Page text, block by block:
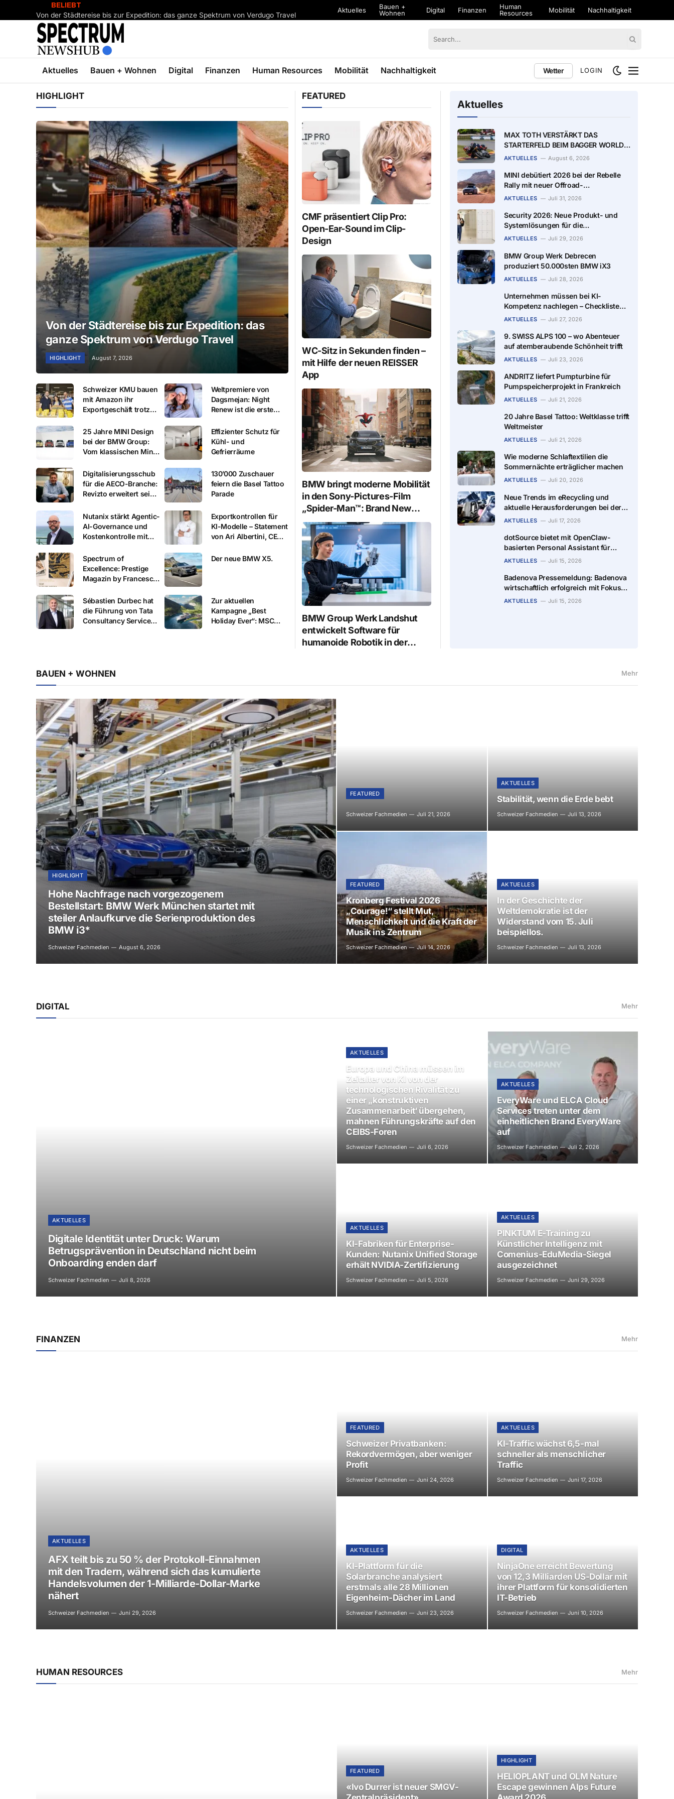
BELIEBT
Von der Städtereise bis zur Expedition: das ganze Spektrum von Verdugo Travel
Aktuelles
Bauen +
Wohnen
Digital Finanzen
Human
Resources
Mobilität Nachhaltigkeit
Aktuelles Bauen + Wohnen Digital Finanzen Human Resources Mobilität Nachhaltigkeit Wetter LOGIN
HIGHLIGHT
Von der Städtereise bis zur Expedition: das
ganze Spektrum von Verdugo Travel
HIGHLIGHT August 7, 2026
Schweizer KMU bauen
mit Amazon ihr
Exportgeschäft trotz
Umfeld weiter aus
Weltpremiere von
Dagsmejan: Night
Renew ist die erste
Kollagenwirkung
25 Jahre MINI Design
bei der BMW Group:
Vom klassischen Mini
Effizienter Schutz für
Kühl- und
Gefrierräume
Digitalisierungsschub
für die AECO-Branche:
Revizto erweitert sein
offene Daten- und KI-
Ebene
130’000 Zuschauer
feiern die Basel Tattoo
Parade
Nutanix stärkt Agentic-
AI-Governance und
Kostenkontrolle mit
Exportkontrollen für
KI-Modelle – Statement
von Ari Albertini, CEO
Spectrum of
Excellence: Prestige
Magazin by Francesco
as TOP Luxury Media
of the World 2026
Der neue BMW X5.
Sébastien Durbec hat
die Führung von Tata
Consultancy Services
Zur aktuellen
Kampagne „Best
Holiday Ever“: MSC
FEATURED
CMF präsentiert Clip Pro:
Open-Ear-Sound im Clip-
Design
WC-Sitz in Sekunden finden –
mit Hilfe der neuen REISSER
App
BMW bringt moderne Mobilität
in den Sony-Pictures-Film
„Spider-Man™: Brand New
Day“.
BMW Group Werk Landshut
entwickelt Software für
humanoide Robotik in der
Aktuelles
MAX TOTH VERSTÄRKT DAS
STARTERFELD BEIM BAGGER WORLD
CUP IN SILVERSTONE
AKTUELLES August 6, 2026
MINI debütiert 2026 bei der Rebelle
Rally mit neuer Offroad-
Modellvariante.
AKTUELLES Juli 31, 2026
Security 2026: Neue Produkt- und
Systemlösungen für die
Zutrittskontrolle von Salto
AKTUELLES Juli 29, 2026
BMW Group Werk Debrecen
produziert 50.000sten BMW iX3
AKTUELLES Juli 28, 2026
Unternehmen müssen bei KI-
Kompetenz nachlegen – Checkliste
für Unternehmen
AKTUELLES Juli 27, 2026
9. SWISS ALPS 100 – wo Abenteuer
auf atemberaubende Schönheit trifft
AKTUELLES Juli 23, 2026
ANDRITZ liefert Pumpturbine für
Pumpspeicherprojekt in Frankreich
AKTUELLES Juli 21, 2026
20 Jahre Basel Tattoo: Weltklasse trifft
Weltmeister
AKTUELLES Juli 21, 2026
Wie moderne Schlaftextilien die
Sommernächte erträglicher machen
AKTUELLES Juli 20, 2026
Neue Trends im eRecycling und
aktuelle Herausforderungen bei der
Wiederverwendung
AKTUELLES Juli 17, 2026
dotSource bietet mit OpenClaw-
basierten Personal Assistant für
Teams Alternative zu MS Scout
AKTUELLES Juli 15, 2026
Badenova Pressemeldung: Badenova
wirtschaftlich erfolgreich mit Fokus
auf Finanzierung der Energiewende
AKTUELLES Juli 15, 2026
BAUEN + WOHNEN Mehr
HIGHLIGHT
Hohe Nachfrage nach vorgezogenem
Bestellstart: BMW Werk München startet mit
steiler Anlaufkurve die Serienproduktion des
BMW i3*
Schweizer Fachmedien August 6, 2026
FEATURED
Schweizer Fachmedien Juli 21, 2026
FEATURED
Kronberg Festival 2026
„Courage!“ stellt Mut,
Menschlichkeit und die Kraft der
Musik ins Zentrum
Schweizer Fachmedien Juli 14, 2026
AKTUELLES
Stabilität, wenn die Erde bebt
Schweizer Fachmedien Juli 13, 2026
AKTUELLES
In der Geschichte der
Weltdemokratie ist der
Widerstand vom 15. Juli
beispiellos.
Schweizer Fachmedien Juli 13, 2026
DIGITAL Mehr
AKTUELLES
Digitale Identität unter Druck: Warum
Betrugsprävention in Deutschland nicht beim
Onboarding enden darf
Schweizer Fachmedien Juli 8, 2026
AKTUELLES
Europa und China müssen im
Zeitalter von KI von der
technologischen Rivalität zu
einer „konstruktiven
Zusammenarbeit‘ übergehen,
mahnen Führungskräfte auf den
CEIBS-Foren
Schweizer Fachmedien Juli 6, 2026
AKTUELLES
KI-Fabriken für Enterprise-
Kunden: Nutanix Unified Storage
erhält NVIDIA-Zertifizierung
Schweizer Fachmedien Juli 5, 2026
AKTUELLES
EveryWare und ELCA Cloud
Services treten unter dem
einheitlichen Brand EveryWare
auf
Schweizer Fachmedien Juli 2, 2026
AKTUELLES
PINKTUM E-Training zu
Künstlicher Intelligenz mit
Comenius-EduMedia-Siegel
ausgezeichnet
Schweizer Fachmedien Juni 29, 2026
FINANZEN Mehr
AKTUELLES
AFX teilt bis zu 50 % der Protokoll-Einnahmen
mit den Tradern, während sich das kumulierte
Handelsvolumen der 1-Milliarde-Dollar-Marke
nähert
Schweizer Fachmedien Juni 29, 2026
FEATURED
Schweizer Privatbanken:
Rekordvermögen, aber weniger
Profit
Schweizer Fachmedien Juni 24, 2026
AKTUELLES
KI-Plattform für die
Solarbranche analysiert
erstmals alle 28 Millionen
Eigenheim-Dächer im Land
Schweizer Fachmedien Juni 23, 2026
AKTUELLES
KI-Traffic wächst 6,5-mal
schneller als menschlicher
Traffic
Schweizer Fachmedien Juni 17, 2026
DIGITAL
NinjaOne erreicht Bewertung
von 12,3 Milliarden US-Dollar mit
ihrer Plattform für konsolidierten
IT-Betrieb
Schweizer Fachmedien Juni 10, 2026
HUMAN RESOURCES Mehr
FEATURED
«Ivo Durrer ist neuer SMGV-
HIGHLIGHT
HELIOPLANT und OLM Nature
Escape gewinnen Alps Future